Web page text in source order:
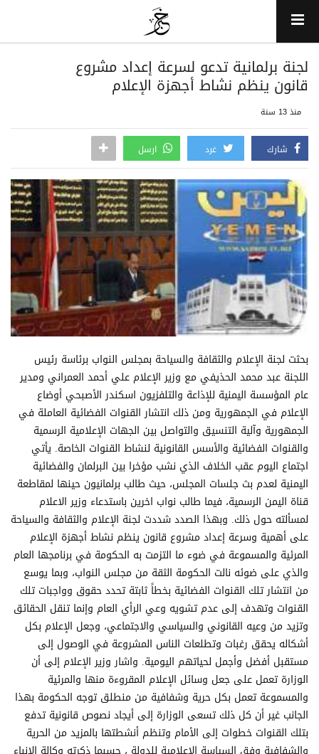
لجنة برلمانية تدعو لسرعة إعداد مشروع
قانون ينظم نشاط أجهزة الإعلام
منذ 13 سنة
شارك غرد ارسل
بحثت لجنة الإعلام والثقافة والسياحة بمجلس النواب برئاسة رئيس
اللجنة عبد محمد الحذيفي مع وزير الإعلام علي أحمد العمراني ومدير
عام المؤسسة اليمنية للإذاعة والتلفزيون اسكندر الأصبحي أوضاع
الإعلام في الجمهورية ومن ذلك انتشار القنوات الفضائية العاملة في
الجمهورية وآلية التنسيق والتواصل بين الجهات الإعلامية الرسمية
والقنوات الفضائية والأسس القانونية لنشاط القنوات الخاصة. يأتي
اجتماع اليوم عقب الخلاف الذي نشب مؤخرا بين البرلمان والفضائية
اليمنية لعدم بث جلسات المجلس، حيث طالب برلمانيون حينها لمقاطعة
قناة اليمن الرسمية، فيما طالب نواب اخرين باستدعاء وزير الاعلام
لمسألته حول ذلك. وبهذا الصدد شددت لجنة الإعلام والثقافة والسياحة
على أهمية وسرعة إعداد مشروع قانون ينظم نشاط أجهزة الإعلام
المرئية والمسموعة في ضوء ما التزمت به الحكومة في برنامجها العام
والذي على ضوئه نالت الحكومة الثقة من مجلس النواب، وبما يوسع
من انتشار تلك القنوات الفضائية بخطاً ثابتة تحدد حقوق وواجبات تلك
القنوات وتهدف إلى عدم تشويه وعي الرأي العام وإنما تنقل الحقائق
وتزيد من وعيه القانوني والسياسي والاجتماعي، وجعل الإعلام بكل
أشكاله يحقق رغبات وتطلعات الناس المشروعة في الوصول إلى
مستقبل أفضل وأجمل لحياتهم اليومية. واشار وزير الإعلام إلى أن
الوزارة تعمل على جعل وسائل الإعلام المقروءة منها والمرئية
والمسموعة تعمل بكل حرية وشفافية من منطلق توجه الحكومة بهذا
الجانب غير أن كل ذلك تسعى الوزارة إلى أيجاد نصوص قانونية تدفع
بتلك القنوات خطوات إلى الأمام وتنظم أنشطتها بالمزيد من الحرية